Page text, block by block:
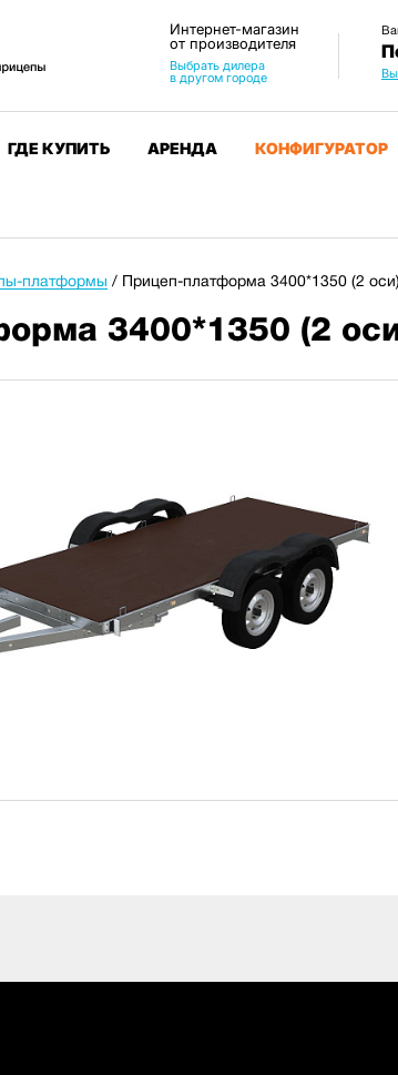
Интернет-магазин
от производителя
Выбрать дилера
в другом городе
ГДЕ КУПИТЬ АРЕНДА КОНФИГУРАТОР
платформы / Прицеп-платформа 3400*1350 (2 оси)
3400*1350 (2